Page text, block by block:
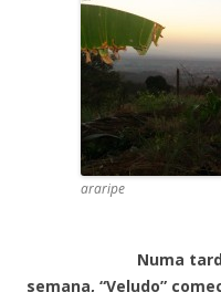
araripe
Numa tarde de
semana, “Veludo”